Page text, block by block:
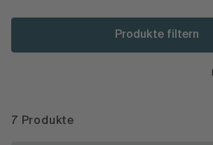
Produkte filtern
7 Produkte